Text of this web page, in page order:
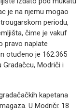
je na njemu mogao
periodu,
čime je vakuf
pravo naplate
otuđeno je 162.365
Modriči i
kapetana
U Modriči: 18